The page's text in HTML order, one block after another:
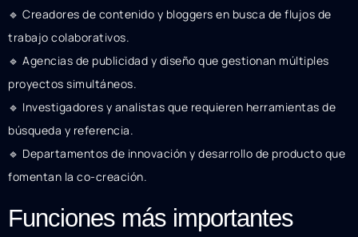
🔹 Creadores de contenido y bloggers en busca de flujos de
trabajo colaborativos.
🔹 Agencias de publicidad y diseño que gestionan múltiples
proyectos simultáneos.
🔹 Investigadores y analistas que requieren herramientas de
búsqueda y referencia.
🔹 Departamentos de innovación y desarrollo de producto que
fomentan la co-creación.
Funciones más importantes